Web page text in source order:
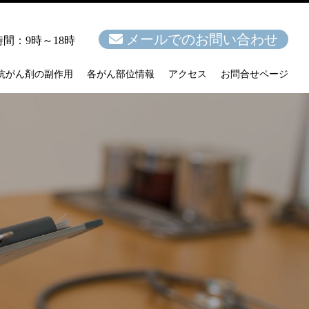
間：9時～18時 メールでのお問い合わせ
がん剤の副作用 各がん部位情報 アクセス お問合せページ